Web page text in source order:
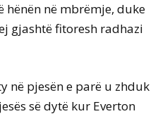
hënën në mbrëmje, duke
gjashtë fitoresh radhazi
në pjesën e parë u zhduk
së dytë kur Everton